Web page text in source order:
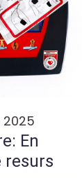
En
resurs